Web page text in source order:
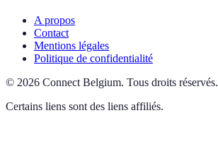
A propos
Contact
Mentions légales
Politique de confidentialité
© 2026 Connect Belgium. Tous droits réservés.
Certains liens sont des liens affiliés.